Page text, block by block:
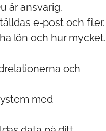
är ansvarig.
e-post och filer.
lön och hur mycket.
och
med